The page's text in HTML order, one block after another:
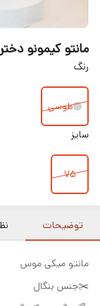
مانتو کیمونو
رنگ
طوسی
سایز
۷۵
توضیحات
مانتو میکی موس
✂️جنس بنگال